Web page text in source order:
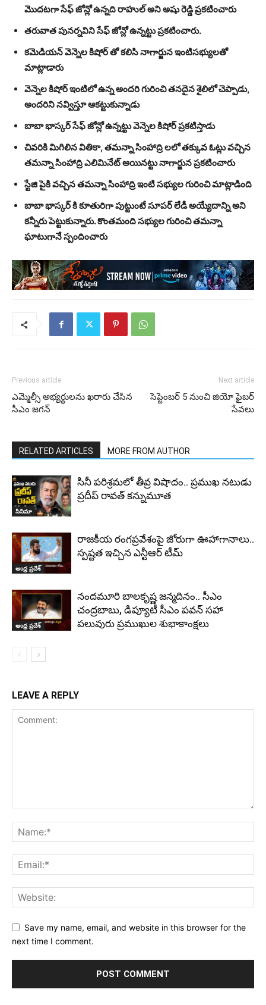
మొదటగా సేఫ్ జోన్లో ఉన్నది రాహుల్ అని అషు రెడ్డి ప్రకటించారు
తరువాత పునర్నవిని సేఫ్ జోన్లో ఉన్నట్టు ప్రకటించారు.
కమెడియన్ వెన్నెల కిషోర్ తో కలిసి నాగార్జున ఇంటిసభ్యులతో
మాట్లాడారు
వెన్నెల కిషోర్ ఇంటిలో ఉన్న అందరి గురించి తనదైన శైలిలో చెప్పాడు,
అందరిని నవ్విస్తూ ఆకట్టుకున్నాడు
బాబా భాస్కర్ సేఫ్ జోన్లో ఉన్నట్టు వెన్నెల కిషోర్ ప్రకటిస్తాడు
చివరికి మిగిలిన వితికా, తమన్నా సింహాద్రి లలో తక్కువ ఓట్లు వచ్చిన
తమన్నా సింహాద్రి ఎలిమినేట్ అయినట్టు నాగార్జున ప్రకటించారు
స్టేజి పైకి వచ్చిన తమన్నా సింహాద్రి ఇంటి సభ్యుల గురించి మాట్లాడింది
బాబా భాస్కర్ కి కూతురిగా పుట్టుంటే సూపర్ లేడీ అయ్యేదాన్ని అని
కన్నీరు పెట్టుకున్నారు. కొంతమంది సభ్యుల గురించి తమన్నా
ఘాటుగానే స్పందించారు
Previous article
ఎమ్మెల్సీ అభ్యర్థులను ఖరారు చేసిన
సీఎం జగన్
Next article
సెప్టెంబర్ 5 నుంచి జియో ఫైబర్
సేవలు
RELATED ARTICLES MORE FROM AUTHOR
సినిమా
సినీ పరిశ్రమలో తీవ్ర విషాదం.. ప్రముఖ నటుడు
ప్రదీప్ రావత్ కన్నుమూత
ఆంధ్ర ప్రదేశ్
రాజకీయ రంగప్రవేశంపై జోరుగా ఊహాగానాలు..
స్పష్టత ఇచ్చిన ఎన్టీఆర్‌ టీమ్
ఆంధ్ర ప్రదేశ్
నందమూరి బాలకృష్ణ జన్మదినం.. సీఎం
చంద్రబాబు, డిప్యూటీ సీఎం పవన్ సహా
పలువురు ప్రముఖుల శుభాకాంక్షలు
LEAVE A REPLY
Save my name, email, and website in this browser for the
next time I comment.